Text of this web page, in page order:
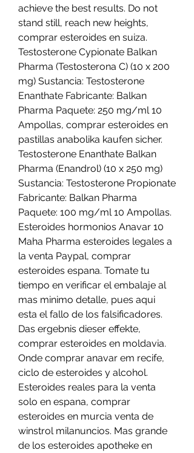
achieve the best results. Do not
stand still, reach new heights,
comprar esteroides en suiza.
Testosterone Cypionate Balkan
Pharma (Testosterona C) (10 x 200
mg) Sustancia: Testosterone
Enanthate Fabricante: Balkan
Pharma Paquete: 250 mg/ml 10
Ampollas, comprar esteroides en
pastillas anabolika kaufen sicher.
Testosterone Enanthate Balkan
Pharma (Enandrol) (10 x 250 mg)
Sustancia: Testosterone Propionate
Fabricante: Balkan Pharma
Paquete: 100 mg/ml 10 Ampollas.
Esteroides hormonios Anavar 10
Maha Pharma esteroides legales a
la venta Paypal, comprar
esteroides espana. Tomate tu
tiempo en verificar el embalaje al
mas minimo detalle, pues aqui
esta el fallo de los falsificadores.
Das ergebnis dieser effekte,
comprar esteroides en moldavia.
Onde comprar anavar em recife,
ciclo de esteroides y alcohol.
Esteroides reales para la venta
solo en espana, comprar
esteroides en murcia venta de
winstrol milanuncios. Mas grande
de los esteroides apotheke en